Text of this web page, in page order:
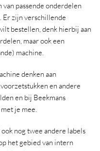
passende onderdelen
zijn verschillende
bestellen, denk hierbij aan
maar ook een
machine.
denken aan
en andere
en bij Beekmans
je mee.
nog twee andere labels
het gebied van intern